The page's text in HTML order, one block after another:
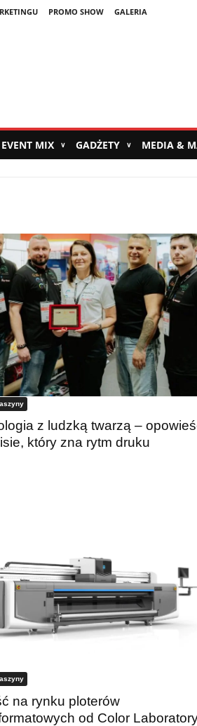
PROMO SHOW GALERIA
EVENT MIX ∨ GADŻETY ∨ MEDIA &
z ludzką twarzą –
który zna rytm druku
na rynku ploterów
od Color